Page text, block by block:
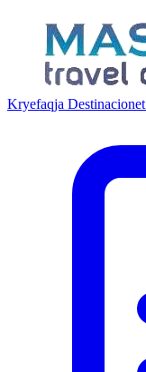
Kryefaqja Destinacionet